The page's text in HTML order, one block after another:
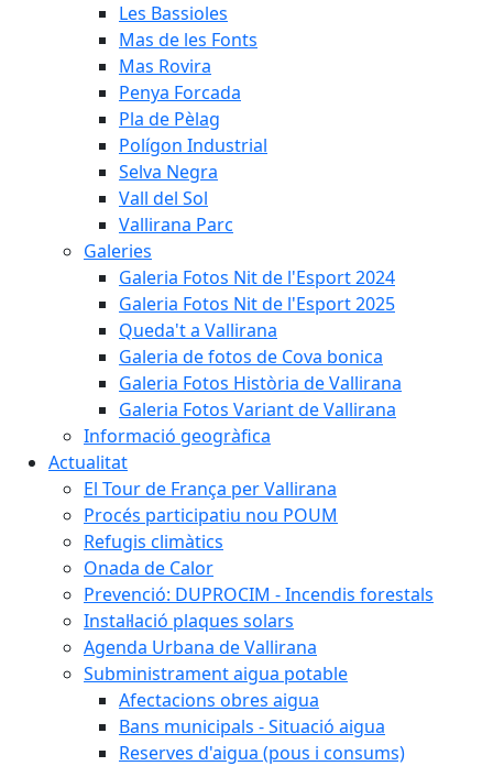
Les Bassioles
Mas de les Fonts
Mas Rovira
Penya Forcada
Pla de Pèlag
Polígon Industrial
Selva Negra
Vall del Sol
Vallirana Parc
Galeries
Galeria Fotos Nit de l'Esport 2024
Galeria Fotos Nit de l'Esport 2025
Queda't a Vallirana
Galeria de fotos de Cova bonica
Galeria Fotos Història de Vallirana
Galeria Fotos Variant de Vallirana
Informació geogràfica
Actualitat
El Tour de França per Vallirana
Procés participatiu nou POUM
Refugis climàtics
Onada de Calor
Prevenció: DUPROCIM - Incendis forestals
Instal·lació plaques solars
Agenda Urbana de Vallirana
Subministrament aigua potable
Afectacions obres aigua
Bans municipals - Situació aigua
Reserves d'aigua (pous i consums)